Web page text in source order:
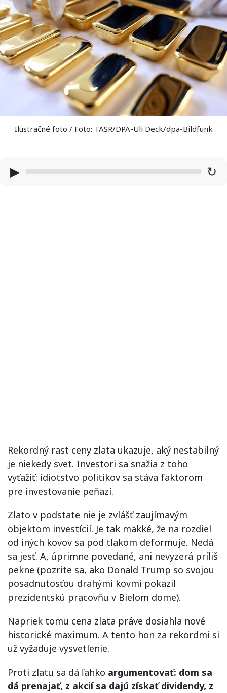
Ilustračné foto / Foto: TASR/DPA-Uli Deck/dpa-Bildfunk
▶ ↻
Rekordný rast ceny zlata ukazuje, aký nestabilný
je niekedy svet. Investori sa snažia z toho
vyťažiť: idiotstvo politikov sa stáva faktorom
pre investovanie peňazí.
Zlato v podstate nie je zvlášť zaujímavým
objektom investícií. Je tak mäkké, že na rozdiel
od iných kovov sa pod tlakom deformuje. Nedá
sa jesť. A, úprimne povedané, ani nevyzerá príliš
pekne (pozrite sa, ako Donald Trump so svojou
posadnutosťou drahými kovmi pokazil
prezidentskú pracovňu v Bielom dome).
Napriek tomu cena zlata práve dosiahla nové
historické maximum. A tento hon za rekordmi si
už vyžaduje vysvetlenie.
Proti zlatu sa dá ľahko argumentovať: dom sa
dá prenajať, z akcií sa dajú získať dividendy, z